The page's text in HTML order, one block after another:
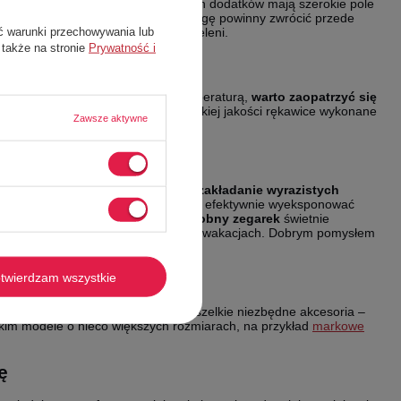
długi
. Miłośniczki takich dodatków mają szerokie pole
oraz różnymi materiałami. Uwagę powinny zwrócić przede
szarości, brązu oraz zieleni.
związanego z niską temperaturą, warto zaopatrzyć się
modelu – postaw na wysokiej jakości rękawice wykonane
zakładanie wyrazistych
okrycia wierzchnie, możemy efektywnie wyeksponować
a nawet duże brożki. Z kolei ozdobny zegarek świetnie
wspomnienie o minionych wakacjach. Dobrym pomysłem
każda z pań powinna zmieścić wszelkie niezbędne akcesoria –
modele o nieco większych rozmiarach, na przykład markowe
warunki przechowywania lub
na stronie Prywatność i
Zawsze aktywne
wszystkie